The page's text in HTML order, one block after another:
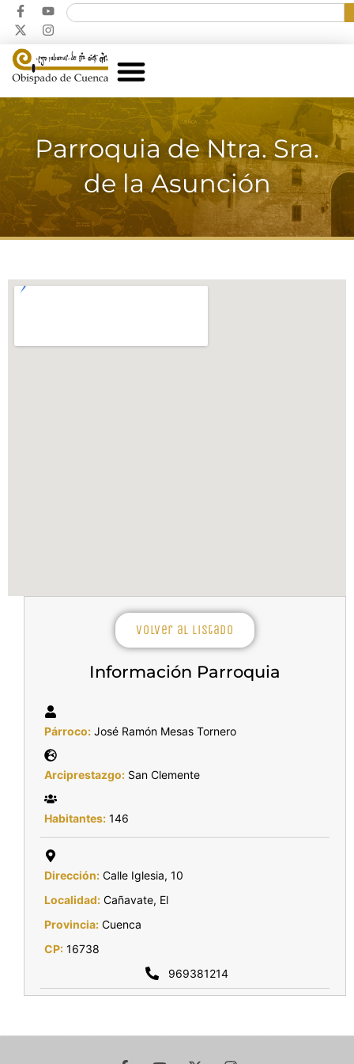
Parroquia de Ntra. Sra.
de la Asunción
Volver al listado
Información Parroquia
Párroco: José Ramón Mesas Tornero
Arciprestazgo: San Clemente
Habitantes: 146
Dirección: Calle Iglesia, 10
Localidad: Cañavate, El
Provincia: Cuenca
CP: 16738
969381214